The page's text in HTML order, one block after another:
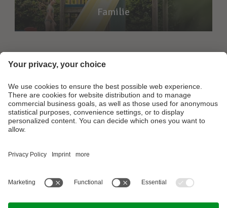
Familie
Fotogalerij
contact
2026 Camping Arquin.BTW Nr. IT01297610212
aperformancewebsite by